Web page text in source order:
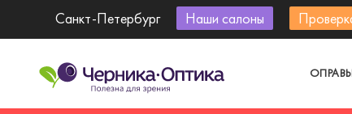
Санкт-Петербург Наши салоны